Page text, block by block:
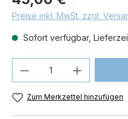
Preise inkl. MwSt. zzgl.
Sofort verfügbar,
Produkt Anzahl:
Zum Merkzettel hinzufügen